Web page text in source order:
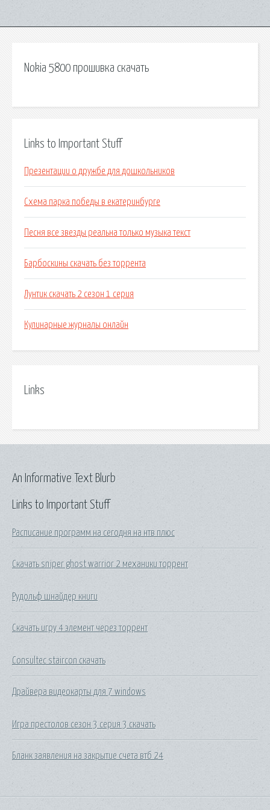
Nokia 5800 прошивка скачать
Links to Important Stuff
Презентации о дружбе для дошкольников
Схема парка победы в екатеринбурге
Песня все звезды реальна только музыка текст
Барбоскины скачать без торрента
Лунтик скачать 2 сезон 1 серия
Кулинарные журналы онлайн
Links
Links to Important Stuff
Расписание программ на сегодня на нтв плюс
Скачать sniper ghost warrior 2 механики торрент
Рудольф шнайдер книги
Скачать игру 4 элемент через торрент
Consultec staircon скачать
Драйвера видеокарты для 7 windows
Игра престолов сезон 3 серия 3 скачать
Бланк заявления на закрытие счета втб 24
An Informative Text Blurb